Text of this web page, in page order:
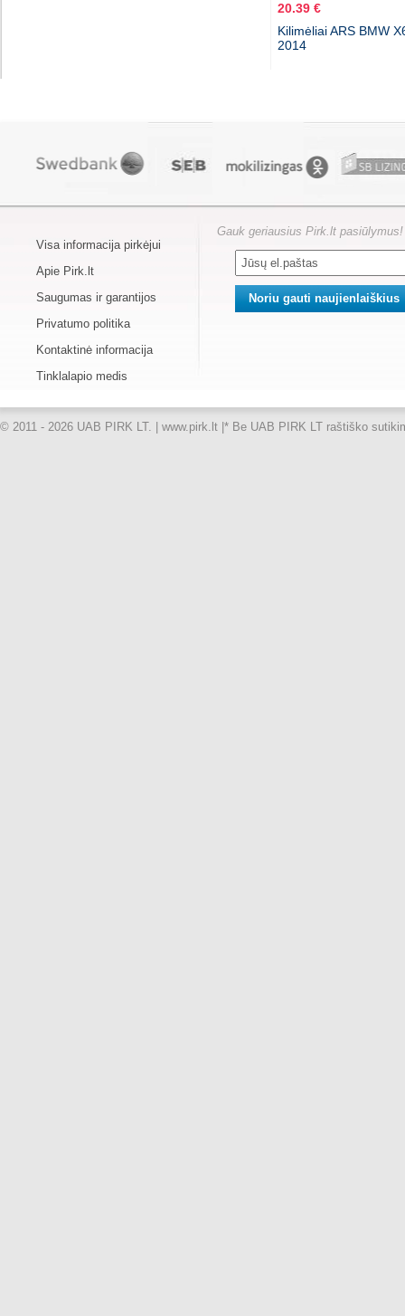
20.39 €
Kilimėliai ARS BMW
2014
Visa informacija pirkėjui
Apie Pirk.lt
Saugumas ir garantijos
Privatumo politika
Kontaktinė informacija
Tinklalapio medis
Gauk geriausius Pirk.lt pasiūlymus!
© 2011 - 2026 UAB PIRK LT. | www.pirk.lt | * Be UAB PIRK LT raštiško